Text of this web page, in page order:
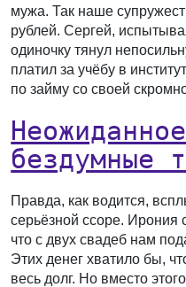
мужа. Так наше
рублей. Сергей,
одиночку тянул
платил за учёбу в
по займу со своей
бездумные
Правда, как водится,
серьёзной ссоре. Ирония
что с двух свадеб нам
Этих денег хватило бы,
весь долг. Но вместо